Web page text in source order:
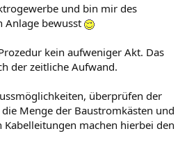
und bin mir des
Anlage bewusst
kein aufweniger Akt. Das
der zeitliche Aufwand.
überprüfen der
Menge der Baustromkästen und
machen hierbei den